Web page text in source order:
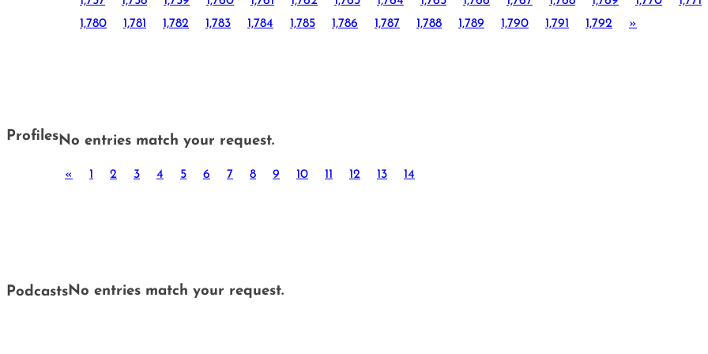
1,780
1,781 1,782 1,783 1,784 1,785 1,786 1,787 1,788 1,789 1,790 1,791 1,792 »
Profiles No entries match your request.
« 1 2 3 4 5 6 7 8 9 10 11 12 13 14
PodcastsNo entries match your request.